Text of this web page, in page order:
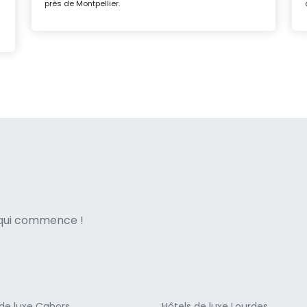
près de Montpellier.
commence !